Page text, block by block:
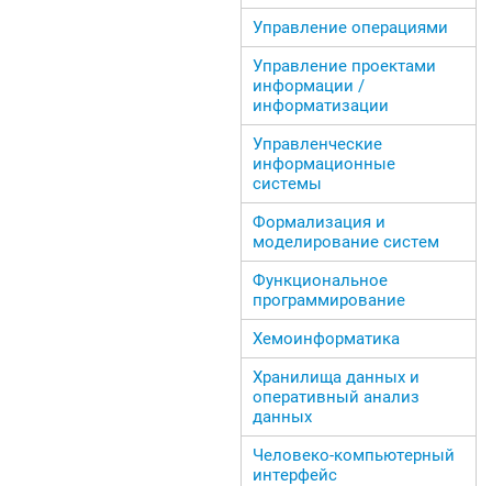
Управление операциями
Управление проектами
информации /
информатизации
Управленческие
информационные
системы
Формализация и
моделирование систем
Функциональное
программирование
Хемоинформатика
Хранилища данных и
оперативный анализ
данных
Человеко-компьютерный
интерфейс